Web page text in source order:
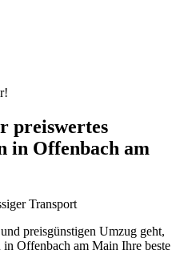
preiswertes
in Offenbach am
Transport
preisgünstigen Umzug geht,
Offenbach am Main Ihre beste